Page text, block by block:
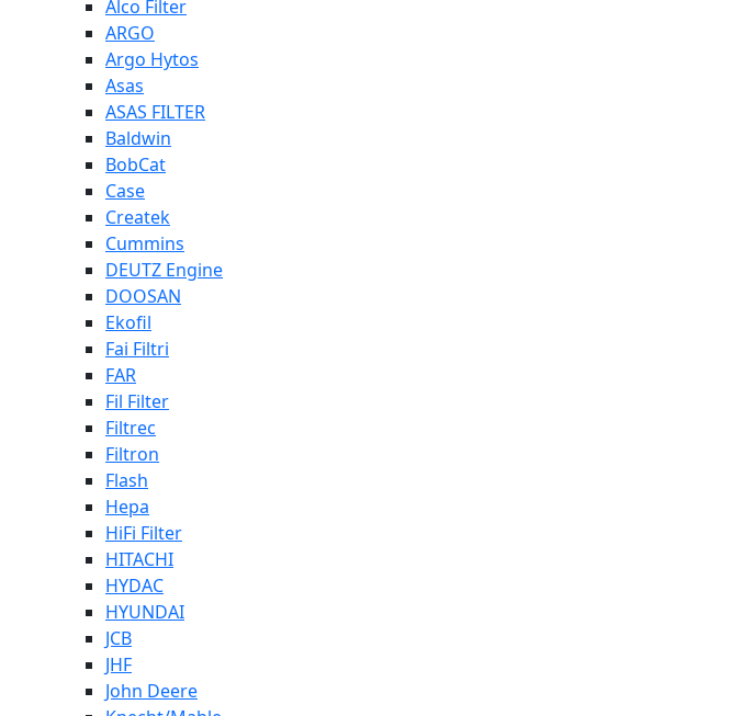
Alco Filter
ARGO
Argo Hytos
Asas
ASAS FILTER
Baldwin
BobCat
Case
Createk
Cummins
DEUTZ Engine
DOOSAN
Ekofil
Fai Filtri
FAR
Fil Filter
Filtrec
Filtron
Flash
Hepa
HiFi Filter
HITACHI
HYDAC
HYUNDAI
JCB
JHF
John Deere